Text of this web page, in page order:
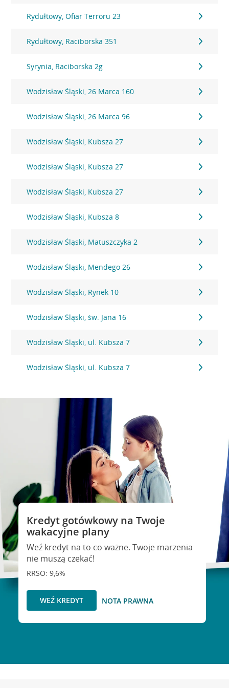
Rydułtowy, Ofiar Terroru 23
Rydułtowy, Raciborska 351
Syrynia, Raciborska 2g
Wodzisław Śląski, 26 Marca 160
Wodzisław Śląski, 26 Marca 96
Wodzisław Śląski, Kubsza 27
Wodzisław Śląski, Kubsza 27
Wodzisław Śląski, Kubsza 27
Wodzisław Śląski, Kubsza 8
Wodzisław Śląski, Matuszczyka 2
Wodzisław Śląski, Mendego 26
Wodzisław Śląski, Rynek 10
Wodzisław Śląski, św. Jana 16
Wodzisław Śląski, ul. Kubsza 7
Wodzisław Śląski, ul. Kubsza 7
Kredyt gotówkowy na Twoje
wakacyjne plany
Weź kredyt na to co ważne. Twoje marzenia
nie muszą czekać!
RRSO: 9,6%
WEŹ KREDYT NOTA PRAWNA